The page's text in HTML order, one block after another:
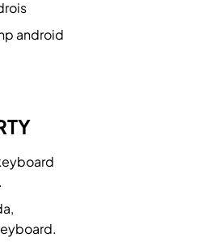
android